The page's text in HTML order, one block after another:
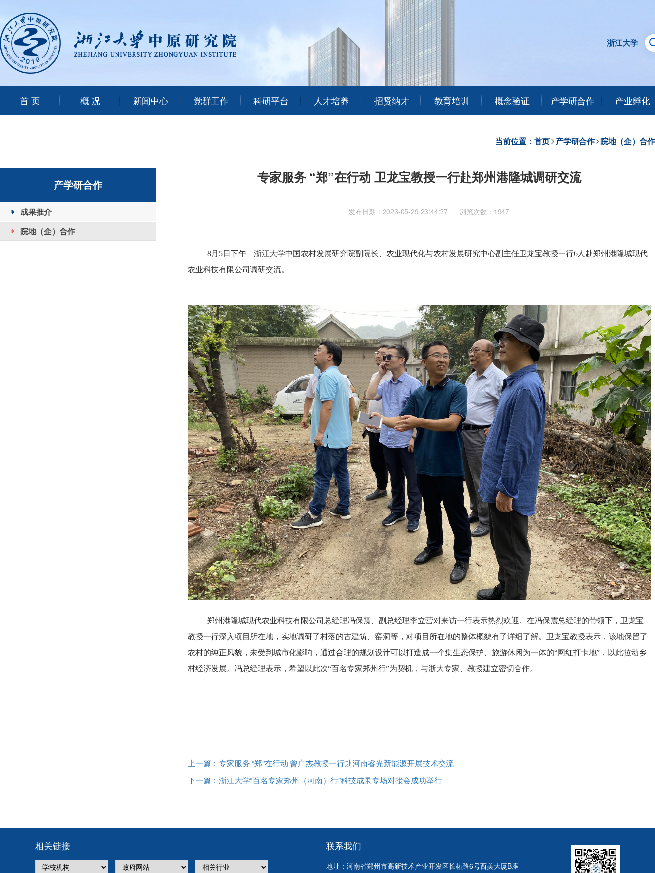
浙江大学
首 页 概 况 新闻中心 党群工作 科研平台 人才培养 招贤纳才 教育培训 概念验证 产学研合作 产业孵化
当前位置： 首页 产学研合作 院地（企）合作
产学研合作
成果推介
院地（企）合作
专家服务 “郑”在行动 卫龙宝教授一行赴郑州港隆城调研交流
发布日期： 2023-05-29 23:44:37 浏览次数：1947
8月5日下午，浙江大学中国农村发展研究院副院长、农业现代化与农村发展研究中心副主任卫龙宝教授一行6人赴郑州港隆城现代
农业科技有限公司调研交流。
郑州港隆城现代农业科技有限公司总经理冯保震、副总经理李立营对来访一行表示热烈欢迎。在冯保震总经理的带领下，卫龙宝
教授一行深入项目所在地，实地调研了村落的古建筑、窑洞等，对项目所在地的整体概貌有了详细了解。卫龙宝教授表示，该地保留了
农村的纯正风貌，未受到城市化影响，通过合理的规划设计可以打造成一个集生态保护、旅游休闲为一体的“网红打卡地”，以此拉动乡
村经济发展。冯总经理表示，希望以此次“百名专家郑州行”为契机，与浙大专家、教授建立密切合作。
上一篇：专家服务 “郑”在行动 曾广杰教授一行赴河南睿光新能源开展技术交流
下一篇：浙江大学“百名专家郑州（河南）行”科技成果专场对接会成功举行
相关链接 联系我们
地址：河南省郑州市高新技术产业开发区长椿路6号西美大厦B座